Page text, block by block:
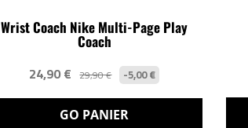
Wrist Coach Nike Multi-Page Play
Coach
24,90 € 29,90 € -5,00 €
GO PANIER